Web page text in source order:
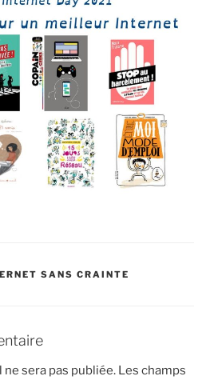
SANS CRAINTE
sera pas publiée. Les champs